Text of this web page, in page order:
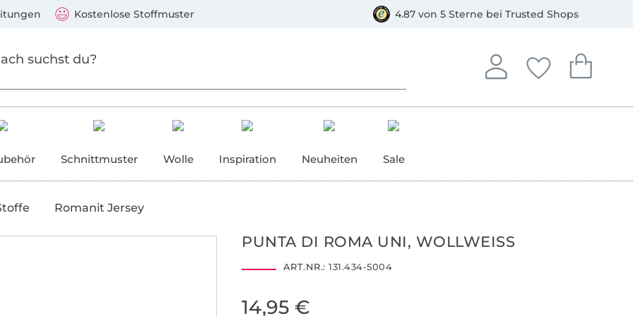
Kostenlose Stoffmuster 4.87 von 5 Sterne bei Trusted Shops
Anmelden
In deinem Konto
Deine
Du hast keine
Dein
Du hast
Schnittmuster Wolle Inspiration Neuheiten Sale
Romanit Jersey
PUNTA DI ROMA UNI, WOLLWEISS
ART.NR.: 131.434-5004
14,95 €
Mastercard, PayPal, Giropay, Kauf auf Rechnung, Vorkasse